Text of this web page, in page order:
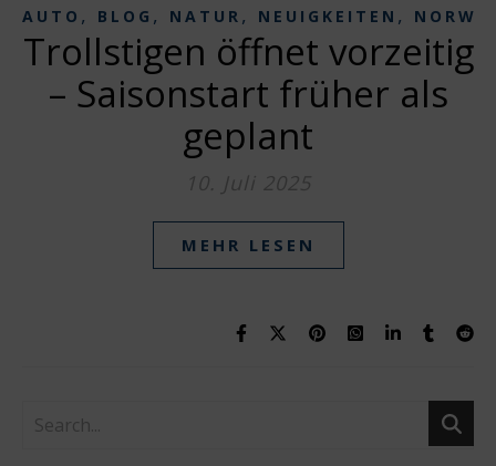
AUTO , BLOG , NATUR , NEUIGKEITEN ,
Trollstigen öffnet vorzeitig
– Saisonstart früher als
geplant
10. Juli 2025
MEHR LESEN